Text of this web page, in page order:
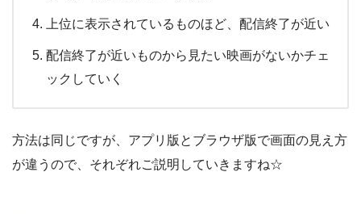
上位に表示されているものほど、配信終了が近い
配信終了が近いものから見たい映画がないかチェ
ックしていく
方法は同じですが、アプリ版とブラウザ版で画面の見え方
が違うので、それぞれご説明していきますね☆